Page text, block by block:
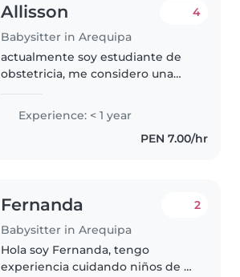
Allisson
Babysitter in Arequipa
4
actualmente soy estudiante de
obstetricia, me considero una
Aunque estoy iniciando con lo
de ser niñera, he cuidado a
hermanitos y familiares. me
Experience: < 1 year
PEN 7.00/hr
Fernanda
Babysitter in Arequipa
2
Hola soy Fernanda, tengo
experiencia cuidando niños de 2